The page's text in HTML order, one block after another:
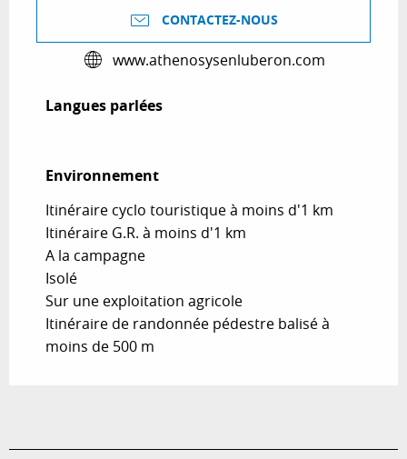
CONTACTEZ-NOUS
www.athenosysenluberon.com
Langues parlées
Langues parlées
Environnement
Environnement
Itinéraire cyclo touristique à moins d'1 km
Itinéraire G.R. à moins d'1 km
A la campagne
Isolé
Sur une exploitation agricole
Itinéraire de randonnée pédestre balisé à
moins de 500 m